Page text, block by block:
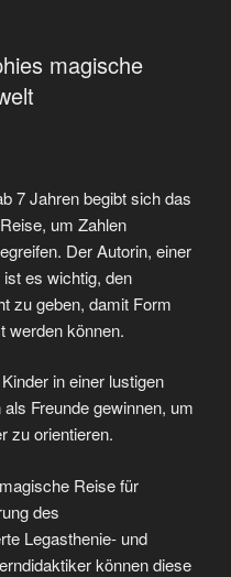
magische
7 Jahren begibt sich das
um Zahlen
Der Autorin, einer
es wichtig, den
zu geben, damit Form
werden können.
in einer lustigen
Freunde gewinnen, um
zu orientieren.
Reise für
des
Legasthenie- und
können diese